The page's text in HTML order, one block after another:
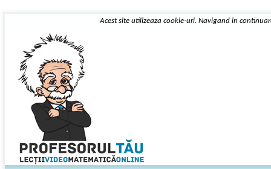
Acest site utilizeaza cookie-uri. Navigand in